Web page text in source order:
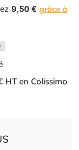
9,50 € grâce à
HT en Colissimo